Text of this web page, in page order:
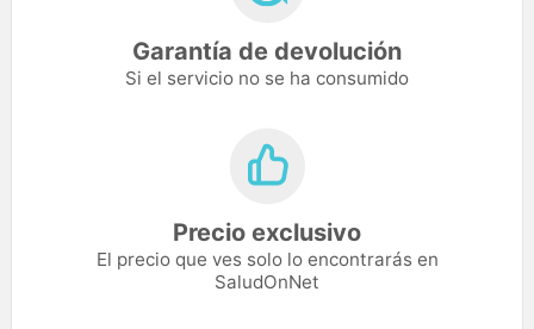
Garantía de devolución
Si el servicio no se ha consumido
Precio exclusivo
El precio que ves solo lo encontrarás en
SaludOnNet